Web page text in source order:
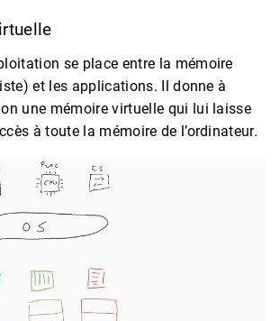
se place entre la mémoire
et les applications. Il donne à
une mémoire virtuelle qui lui laisse
à toute la mémoire de l’ordinateur.